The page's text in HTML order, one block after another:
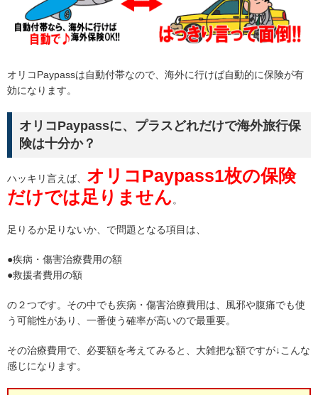
オリコPaypassは自動付帯なので、海外に行けば自動的に保険が有
効になります。
オリコPaypassに、プラスどれだけで海外旅行保
険は十分か？
ハッキリ言えば、 オリコPaypass1枚の保険
だけでは足りません。
足りるか足りないか、で問題となる項目は、
●疾病・傷害治療費用の額
●救援者費用の額
の２つです。その中でも疾病・傷害治療費用は、風邪や腹痛でも使
う可能性があり、一番使う確率が高いので最重要。
その治療費用で、必要額を考えてみると、大雑把な額ですが↓こんな
感じになります。